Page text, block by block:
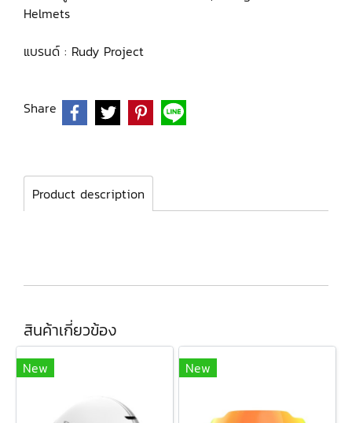
Helmets
แบรนด์ : Rudy Project
Share
Product description
สินค้าเกี่ยวข้อง
New New